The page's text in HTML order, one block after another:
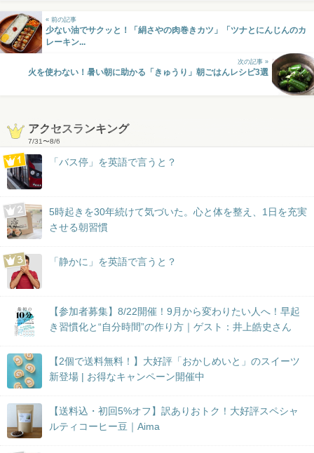
« 前の記事
少ない油でサクッと！「絹さやの肉巻きカツ」「ツナとにんじんのカ
レーキン...
次の記事 »
火を使わない！暑い朝に助かる「きゅうり」朝ごはんレシピ3選
アクセスランキング
7/31〜8/6
「バス停」を英語で言うと？
5時起きを30年続けて気づいた。心と体を整え、1日を充実
させる朝習慣
「静かに」を英語で言うと？
【参加者募集】8/22開催！9月から変わりたい人へ！早起
き習慣化と“自分時間”の作り方｜ゲスト：井上皓史さん
【2個で送料無料！】大好評「おかしめいと」のスイーツ
新登場 | お得なキャンペーン開催中
【送料込・初回5%オフ】訳ありおトク！大好評スペシャ
ルティコーヒー豆｜Aima